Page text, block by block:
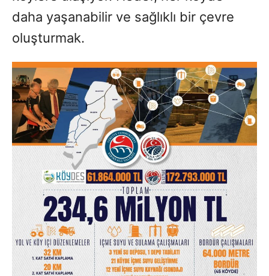
daha yaşanabilir ve sağlıklı bir çevre
oluşturmak.